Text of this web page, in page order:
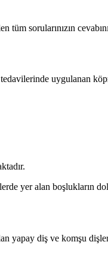
sorularınızın
uygulanan
yer alan boşlukların
yapay diş ve komşu